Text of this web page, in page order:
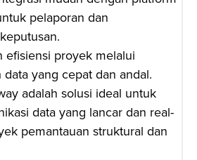
pelaporan dan
efisiensi proyek melalui
yang cepat dan andal.
adalah solusi ideal untuk
data yang lancar dan real-
pemantauan struktural dan